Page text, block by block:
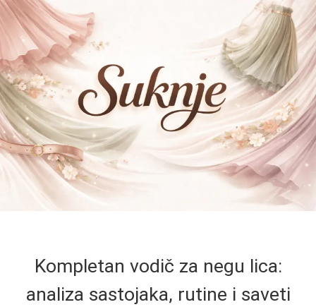
Kompletan vodič za negu lica:
analiza sastojaka, rutine i saveti